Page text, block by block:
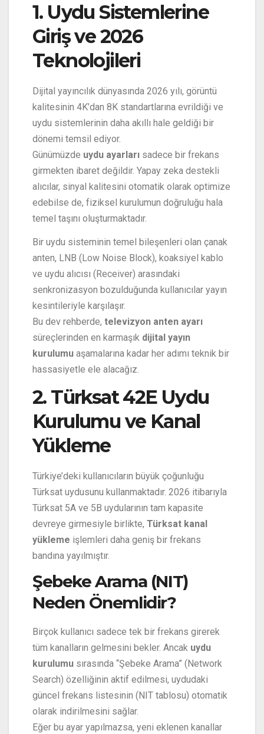
1. Uydu Sistemlerine
Giriş ve 2026
Teknolojileri
Dijital yayıncılık dünyasında 2026 yılı, görüntü
kalitesinin 4K’dan 8K standartlarına evrildiği ve
uydu sistemlerinin daha akıllı hale geldiği bir
dönemi temsil ediyor.
Günümüzde uydu ayarları sadece bir frekans
girmekten ibaret değildir. Yapay zeka destekli
alıcılar, sinyal kalitesini otomatik olarak optimize
edebilse de, fiziksel kurulumun doğruluğu hala
temel taşını oluşturmaktadır.
Bir uydu sisteminin temel bileşenleri olan çanak
anten, LNB (Low Noise Block), koaksiyel kablo
ve uydu alıcısı (Receiver) arasındaki
senkronizasyon bozulduğunda kullanıcılar yayın
kesintileriyle karşılaşır.
Bu dev rehberde, televizyon anten ayarı
süreçlerinden en karmaşık dijital yayın
kurulumu aşamalarına kadar her adımı teknik bir
hassasiyetle ele alacağız.
2. Türksat 42E Uydu
Kurulumu ve Kanal
Yükleme
Türkiye’deki kullanıcıların büyük çoğunluğu
Türksat uydusunu kullanmaktadır. 2026 itibarıyla
Türksat 5A ve 5B uydularının tam kapasite
devreye girmesiyle birlikte, Türksat kanal
yükleme işlemleri daha geniş bir frekans
bandına yayılmıştır.
Şebeke Arama (NIT)
Neden Önemlidir?
Birçok kullanıcı sadece tek bir frekans girerek
tüm kanalların gelmesini bekler. Ancak uydu
kurulumu sırasında “Şebeke Arama” (Network
Search) özelliğinin aktif edilmesi, uydudaki
güncel frekans listesinin (NIT tablosu) otomatik
olarak indirilmesini sağlar.
Eğer bu ayar yapılmazsa, yeni eklenen kanallar